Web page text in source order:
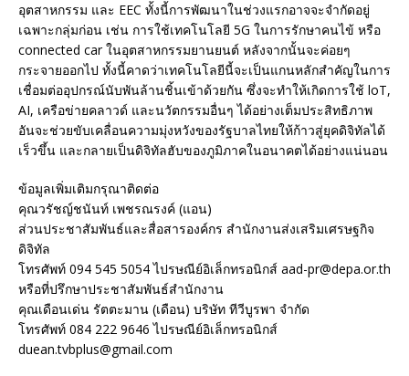
อุตสาหกรรม และ EEC ทั้งนี้การพัฒนาในช่วงแรกอาจจะจำกัดอยู่
เฉพาะกลุ่มก่อน เช่น การใช้เทคโนโลยี 5G ในการรักษาคนไข้ หรือ
connected car ในอุตสาหกรรมยานยนต์ หลังจากนั้นจะค่อยๆ
กระจายออกไป ทั้งนี้คาดว่าเทคโนโลยีนี้จะเป็นแกนหลักสำคัญในการ
เชื่อมต่ออุปกรณ์นับพันล้านชิ้นเข้าด้วยกัน ซึ่งจะทำให้เกิดการใช้ loT,
AI, เครือข่ายคลาวด์ และนวัตกรรมอื่นๆ ได้อย่างเต็มประสิทธิภาพ
อันจะช่วยขับเคลื่อนความมุ่งหวังของรัฐบาลไทยให้ก้าวสู่ยุคดิจิทัลได้
เร็วขึ้น และกลายเป็นดิจิทัลฮับของภูมิภาคในอนาคตได้อย่างแน่นอน
ข้อมูลเพิ่มเติมกรุณาติดต่อ
คุณวรัชญ์ชนันท์ เพชรณรงค์ (แอน)
ส่วนประชาสัมพันธ์และสื่อสารองค์กร สำนักงานส่งเสริมเศรษฐกิจ
ดิจิทัล
โทรศัพท์ 094 545 5054 ไปรษณีย์อิเล็กทรอนิกส์ aad-pr@depa.or.th
หรือที่ปรึกษาประชาสัมพันธ์สำนักงาน
คุณเดือนเด่น รัตตะมาน (เดือน) บริษัท ทีวีบูรพา จำกัด
โทรศัพท์ 084 222 9646 ไปรษณีย์อิเล็กทรอนิกส์
duean.tvbplus@gmail.com